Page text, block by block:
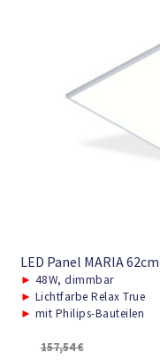
LED Panel MARIA 62cm
► 48W, dimmbar
► Lichtfarbe Relax True
► mit Philips-Bauteilen
157,54€